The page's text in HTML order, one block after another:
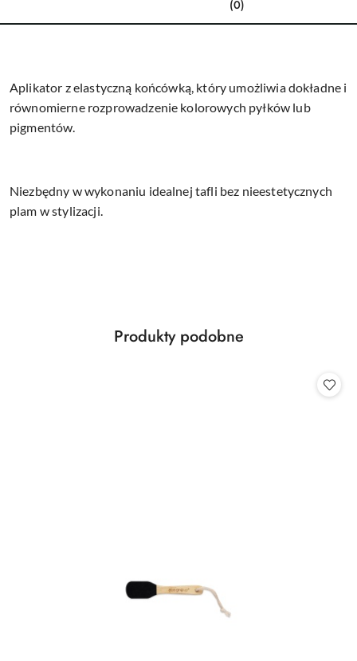
(0)
Aplikator z elastyczną końcówką, który umożliwia dokładne i
równomierne rozprowadzenie kolorowych pyłków lub
pigmentów.
Niezbędny w wykonaniu idealnej tafli bez nieestetycznych
plam w stylizacji.
Pomiń karuzelę produktów
Produkty
Produkty podobne